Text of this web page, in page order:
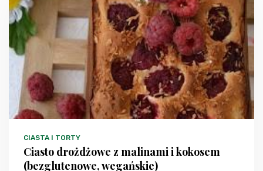
CIASTA I TORTY
Ciasto drożdżowe z malinami i kokosem
(bezglutenowe, wegańskie)